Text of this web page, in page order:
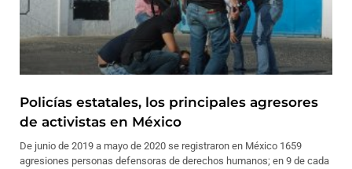
Policías estatales, los principales agresores
de activistas en México
De junio de 2019 a mayo de 2020 se registraron en México 1659
agresiones personas defensoras de derechos humanos; en 9 de cada